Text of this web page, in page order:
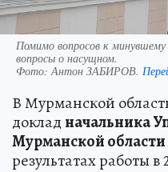
Помимо вопросов к
вопросы о насущном.
Фото: Антон ЗАБИРОВ.
В Мурманской
докладначальника
Мурманской области
результатах работы в